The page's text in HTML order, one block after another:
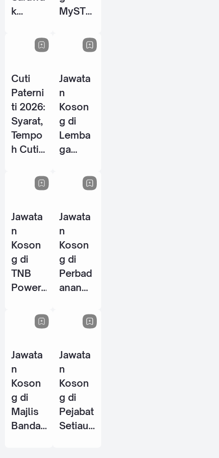
k
Berhad
2026
MySTE
2026
Cuti
Paterni
ti 2026:
Syarat,
Tempo
h Cuti
Pekerja
Lelaki
Malays
ia
Jawata
n
Koson
g di
Lemba
ga
(TH) -
2026
Jawata
n
Koson
g di
TNB
Power
Jun
2026
Jawata
n
Koson
g di
Perbad
anan
takaan
Awam
Perak
(PPANP
k) - 1
Jun
2026
Jawata
n
Koson
g di
Majlis
Bandar
Jawata
n
Koson
g di
Pejabat
Setiaus